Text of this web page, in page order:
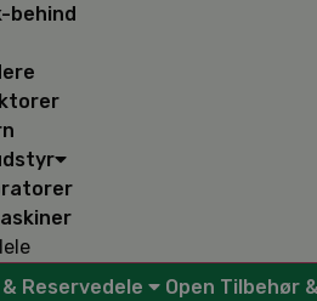
behind
Reservedele
Open Tilbehør